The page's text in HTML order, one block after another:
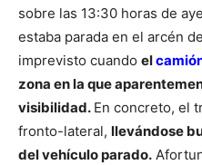
sobre las 13:30 horas de
estaba parada en el arcén
imprevisto cuando el
zona en la que
visibilidad. En concreto, el
fronto-lateral, llevándose
del vehículo parado.